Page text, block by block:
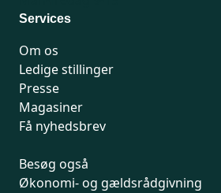
Services
Om os
Ledige stillinger
Presse
Magasiner
Få nyhedsbrev
Besøg også
Økonomi- og gældsrådgivning